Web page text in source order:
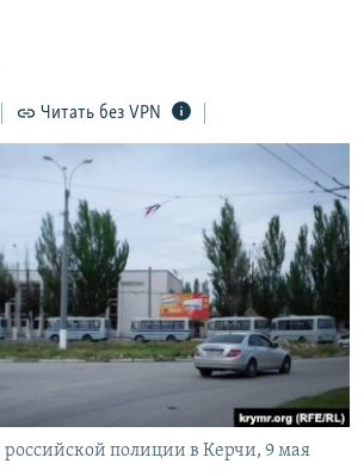
КРЫМА
RL
Читать без VPN
российской полиции в Керчи, 9 мая